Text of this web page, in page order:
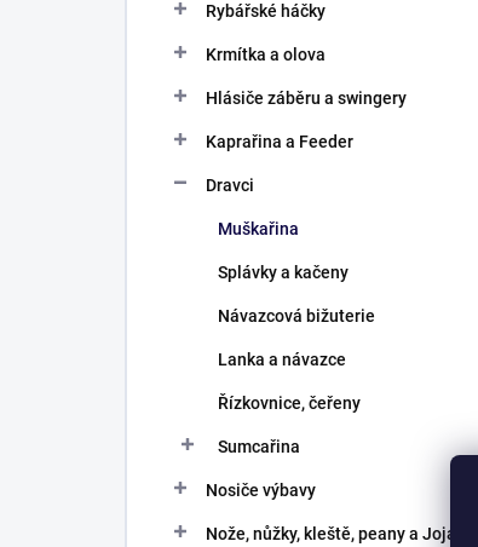
Rybářské háčky
Krmítka a olova
Hlásiče záběru a swingery
Kaprařina a Feeder
Dravci
Muškařina
Splávky a kačeny
Návazcová bižuterie
Lanka a návazce
Řízkovnice, čeřeny
Sumcařina
Nosiče výbavy
Nože, nůžky, kleště, peany a Joja